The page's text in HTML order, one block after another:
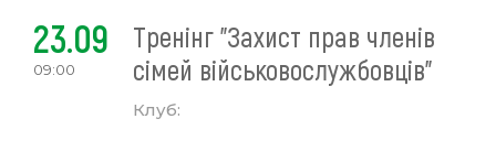
23.09
09:00
Тренінг "Захист прав членів
сімей військовослужбовців"
Клуб: